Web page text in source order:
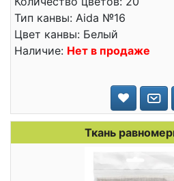
Тип канвы: Aida №16
Цвет канвы: Белый
Наличие: Нет в продаже
Ткань